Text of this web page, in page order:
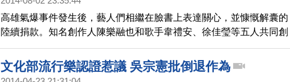
高雄氣爆事件發生後，藝人們相繼在臉書上表達關心，並慷慨解囊的
陸續捐款。知名創作人陳樂融也和歌手韋禮安、徐佳瑩等五人共同創
作歌曲《烽火》，希望借用歌曲來撫平台灣人的傷痛，為台灣加油。
文化部流行樂認證惹議 吳宗憲批倒退作為